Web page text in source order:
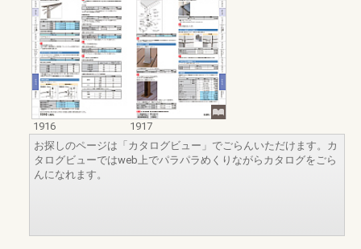
1916
1917
お探しのページは「カタログビュー」でごらんいただけます。カ
タログビューではweb上でパラパラめくりながらカタログをごら
んになれます。